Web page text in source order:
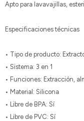
Apto para lavavajillas,
Especificaciones técnicas
• Tipo de producto:
• Sistema: 3 en 1
• Funciones: Extracción,
• Material: Silicona
• Libre de BPA: Sí
• Libre de PVC: Sí